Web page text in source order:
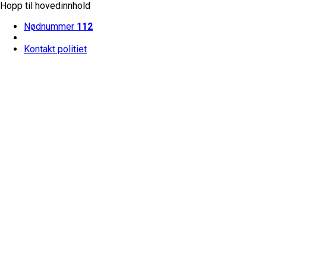
Hopp til hovedinnhold
Nødnummer 112
Kontakt politiet